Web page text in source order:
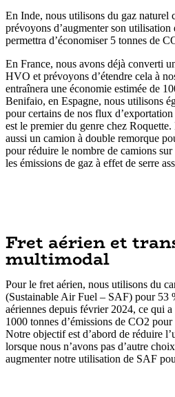
En Inde, nous utilisons du gaz naturel
prévoyons d’augmenter son
permettra d’économiser 5 tonnes de
En France, nous avons déjà converti
HVO et prévoyons d’étendre cela à
entraînera une économie estimée de
Benifaio, en Espagne, nous utilisons
pour certains de nos flux
est le premier du genre chez
aussi un camion à double remorque
pour réduire le nombre de camions sur
les émissions de gaz à effet de serre
Fret aérien et
multimodal
Pour le fret aérien, nous utilisons du
(Sustainable Air Fuel – SAF) pour 53
aériennes depuis février 2024, ce qui
1000 tonnes d’émissions de CO2
Notre objectif est d’abord de réduire
lorsque nous n’avons pas d’autre
augmenter notre utilisation de SAF